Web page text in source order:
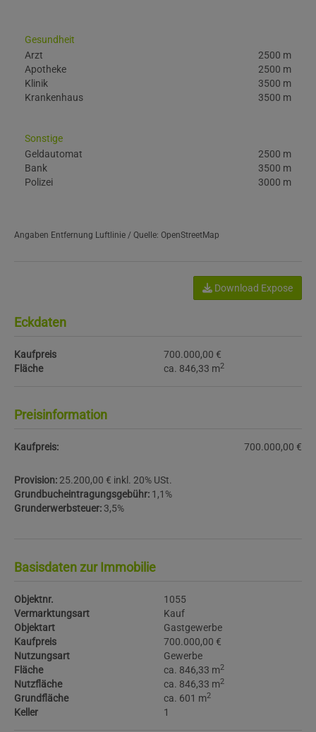
Gesundheit
Arzt
2500 m
Apotheke
2500 m
Klinik
3500 m
Krankenhaus
3500 m
Sonstige
Geldautomat
2500 m
Bank
3500 m
Polizei
3000 m
Angaben Entfernung Luftlinie / Quelle: OpenStreetMap
Download Expose
Eckdaten
Kaufpreis
700.000,00 €
Fläche
ca. 846,33 m2
Preisinformation
Kaufpreis: 700.000,00 €
Provision:25.200,00 € inkl. 20% USt.
Grundbucheintragungsgebühr: 1,1%
Grunderwerbsteuer: 3,5%
Basisdaten zur Immobilie
Objektnr.
1055
Vermarktungsart
Kauf
Objektart
Gastgewerbe
Kaufpreis
700.000,00 €
Nutzungsart
Gewerbe
Fläche
ca. 846,33 m2
Nutzfläche ca. 846,33 m2
Grundfläche ca. 601 m2
Keller 1